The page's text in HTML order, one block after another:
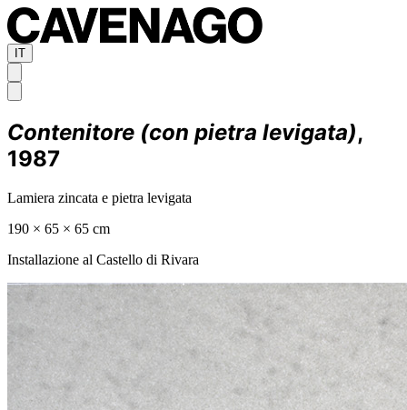
IT
Contenitore (con pietra levigata),
1987
Lamiera zincata e pietra levigata
190 × 65 × 65 cm
Installazione al Castello di Rivara